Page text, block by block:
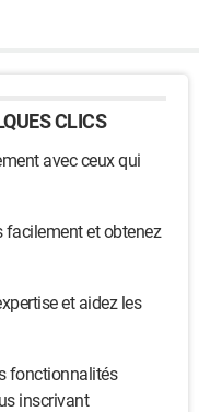
CLICS
avec ceux qui
et obtenez
et aidez les
fonctionnalités
inscrivant